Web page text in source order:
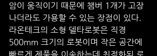
암이 움직이기 때문에 챔버 1개가 고장
나더라도 가용할 수 있는 장점이 있다.
라온테크의 소형 델타로봇은 직경
500mm 크기의 로봇이며 작은 공간에